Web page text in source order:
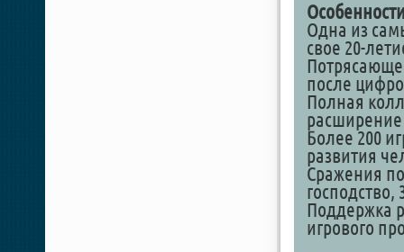
Одна из
свое 20-
после
Полная
Более 200
развития
Сражения
Поддержка
игрового